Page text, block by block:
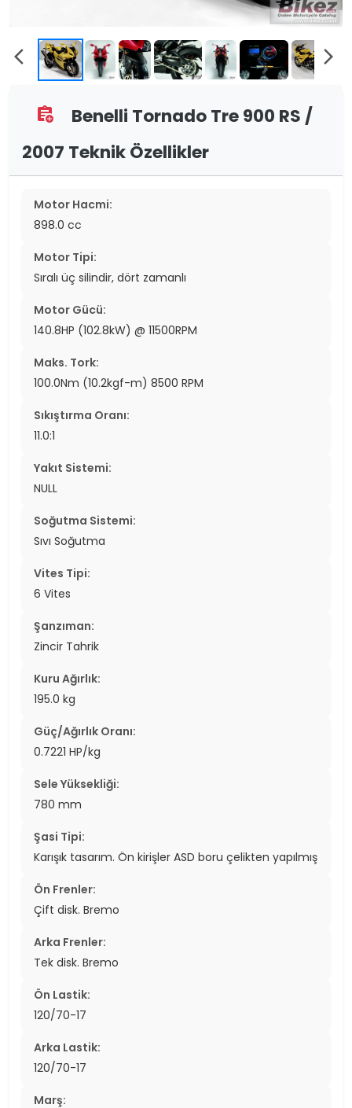
arrow_back_ios arrow_forward_ios
assignment_add
Benelli Tornado Tre 900 RS /
2007 Teknik Özellikler
Motor Hacmi:
898.0 cc
Motor Tipi:
Sıralı üç silindir, dört zamanlı
Motor Gücü:
140.8HP (102.8kW) @ 11500RPM
Maks. Tork:
100.0Nm (10.2kgf-m) 8500 RPM
Sıkıştırma Oranı:
11.0:1
Yakıt Sistemi:
NULL
Soğutma Sistemi:
Sıvı Soğutma
Vites Tipi:
6 Vites
Şanzıman:
Zincir Tahrik
Kuru Ağırlık:
195.0 kg
Güç/Ağırlık Oranı:
0.7221 HP/kg
Sele Yüksekliği:
780 mm
Şasi Tipi:
Karışık tasarım. Ön kirişler ASD boru çelikten yapılmış
Ön Frenler:
Çift disk. Bremo
Arka Frenler:
Tek disk. Bremo
Ön Lastik:
120/70-17
Arka Lastik:
120/70-17
Marş: